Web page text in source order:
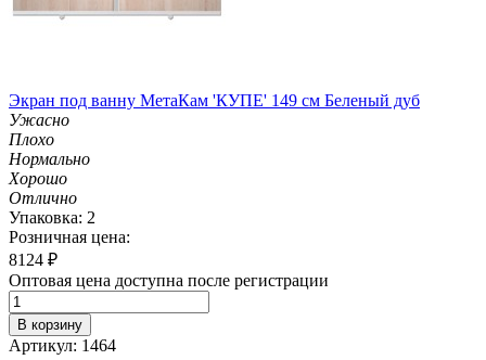
Экран под ванну МетаКам 'КУПЕ' 149 см Беленый дуб
Ужасно
Плохо
Нормально
Хорошо
Отлично
Упаковка: 2
Розничная цена:
8124 ₽
Оптовая цена доступна после регистрации
В корзину
Артикул: 1464